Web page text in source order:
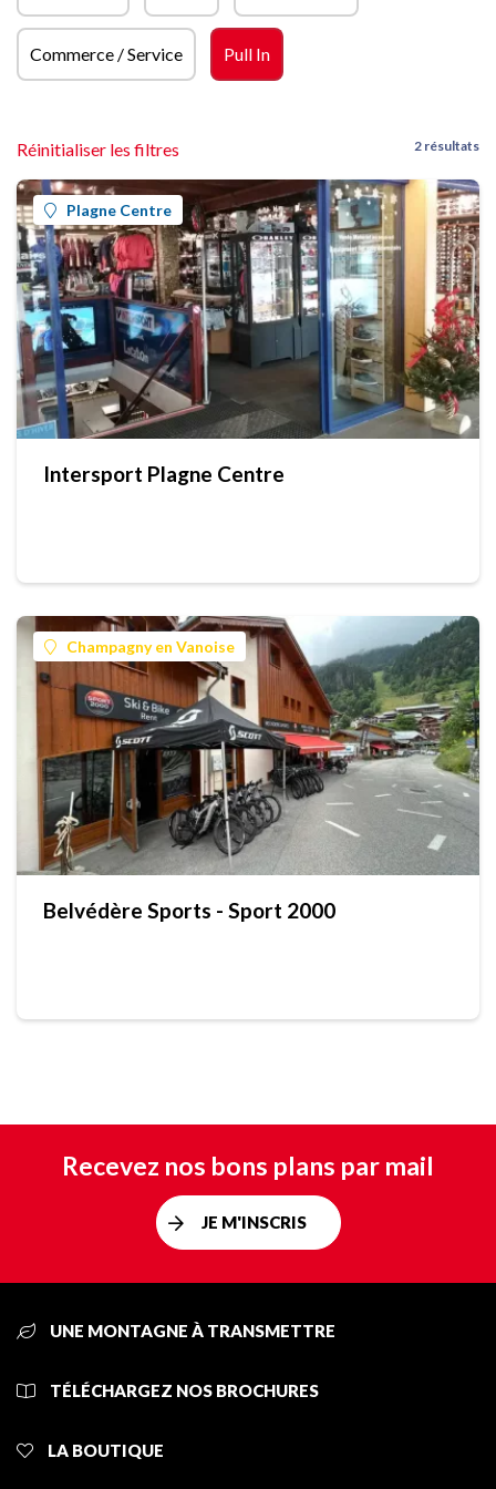
Commerce / Service Pull In
Réinitialiser les filtres 2 résultats
Plagne Centre
Intersport Plagne Centre
Champagny en Vanoise
Belvédère Sports - Sport 2000
Recevez nos bons plans par mail
JE M'INSCRIS
UNE MONTAGNE À TRANSMETTRE
TÉLÉCHARGEZ NOS BROCHURES
LA BOUTIQUE